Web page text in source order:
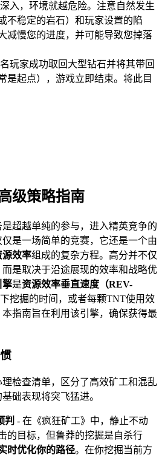
入，环境就越危险。注意自然发生
不稳定的岩石）和玩家设置的陷
减慢您的进度，并可能导致您掉落
玩家成功取回大型钻石并将其带回
是起点），游戏立即结束。将此目
级策略指南
超越单纯的参与，进入精英竞争的
是一场简单的竞赛，它还是一个由
源效率组成的复杂方程。高分并不仅
是取决于沿途展现的效率和战略优
擎是资源效率垂直速度（REV-
挖掘的时间，或者每颗TNT使用效
指南旨在利用该引擎，确保获得最
检查清单，区分了高效矿工和混乱
础表现将突飞猛进。
判 - 在《疯狂矿工》中，静止不动
的目标，但鲁莽的挖掘是自杀行
时优化你的路径。在你挖掘当前方